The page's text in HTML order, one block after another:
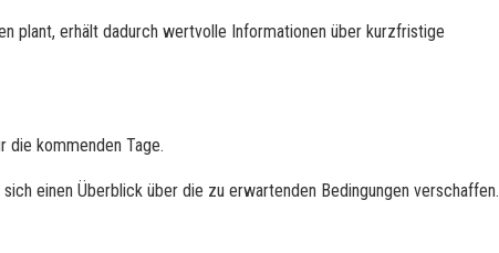
plant, erhält dadurch wertvolle Informationen über kurzfristige
die kommenden Tage.
einen Überblick über die zu erwartenden Bedingungen verschaffen.